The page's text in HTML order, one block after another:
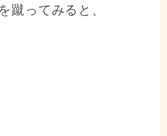
蹴ってみると、